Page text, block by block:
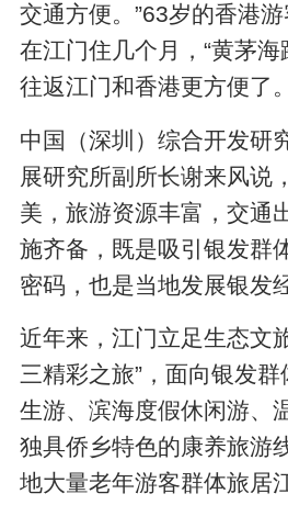
交通方便。”63岁的香港
在江门住几个月，“黄茅海
往返江门和香港更方便了
中国（深圳）综合开发研
展研究所副所长谢来风说
美，旅游资源丰富，交通
施齐备，既是吸引银发群
密码，也是当地发展银发
近年来，江门立足生态文
三精彩之旅”，面向银发
生游、滨海度假休闲游、
独具侨乡特色的康养旅游
地大量老年游客群体旅居